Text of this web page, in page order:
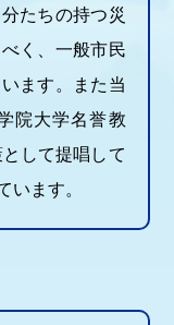
たちの持つ災
く、一般市民
ます。また当
院大学名誉教
して提唱して
ます。